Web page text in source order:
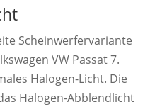
Schein­werf­er­va­ri­ante
VW Passat 7.
Ha­lo­gen-Licht. Die
Halogen-Abblendlicht